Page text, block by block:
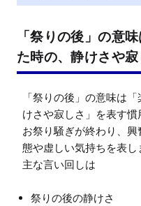
「祭りの後」の意
た時の、静けさや
「祭りの後」の意味は
けさや寂しさ」を表す慣
お祭り騒ぎが終わり、
態や虚しい気持ちを表し
祭りの後の静けさ